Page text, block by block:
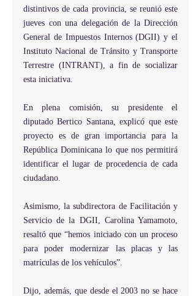
distintivos de cada provincia, se reunió este
jueves con una delegación de la Dirección
General de Impuestos Internos (DGII) y el
Instituto Nacional de Tránsito y Transporte
Terrestre (INTRANT), a fin de socializar
esta iniciativa.
En plena comisión, su presidente el
diputado Bertico Santana, explicó que este
proyecto es de gran importancia para la
República Dominicana lo que nos permitirá
identificar el lugar de procedencia de cada
ciudadano.
Asimismo, la subdirectora de Facilitación y
Servicio de la DGII, Carolina Yamamoto,
resaltó que “hemos iniciado con un proceso
para poder modernizar las placas y las
matrículas de los vehículos”.
Dijo, además, que desde el 2003 no se hace